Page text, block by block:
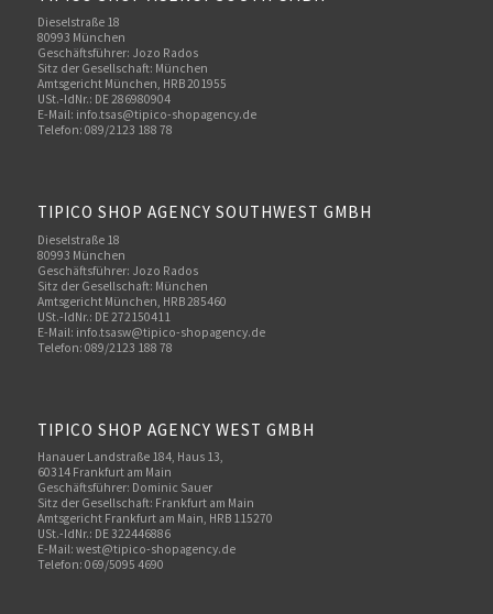
Dieselstraße 18
80993 München
Geschäftsführer: Jozo Rados
Sitz der Gesellschaft: München
Amtsgericht München, HRB 201955
USt.-IdNr.: DE 286980904
E-Mail: info.tsas@tipico-shopagency.de
Telefon: 089/2123 188 78
TIPICO SHOP AGENCY SOUTHWEST GMBH
Dieselstraße 18
80993 München
Geschäftsführer: Jozo Rados
Sitz der Gesellschaft: München
Amtsgericht München, HRB 285460
USt.-IdNr.: DE 272150411
E-Mail: info.tsasw@tipico-shopagency.de
Telefon: 089/2123 188 78
TIPICO SHOP AGENCY WEST GMBH
Hanauer Landstraße 184, Haus 13,
60314 Frankfurt am Main
Geschäftsführer: Dominic Sauer
Sitz der Gesellschaft: Frankfurt am Main
Amtsgericht Frankfurt am Main, HRB 115270
USt.-IdNr.: DE 322446886
E-Mail: west@tipico-shopagency.de
Telefon: 069/5095 4690